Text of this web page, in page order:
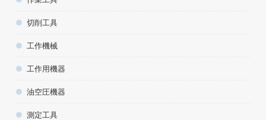
切削工具
工作機械
工作用機器
油空圧機器
測定工具